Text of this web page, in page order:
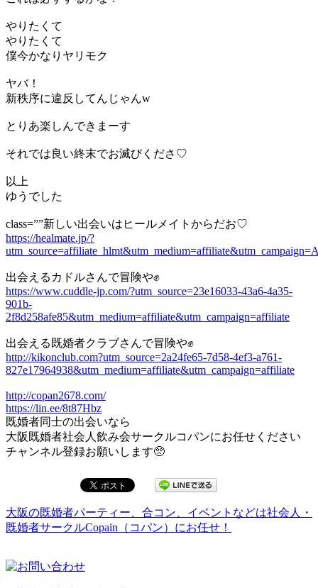
やりたくて
やりたくて
僕今かなりヤリモク
ヤバ！
新秩序に違反してんじゃんw
とりあ楽しんできまーす
それでは良い終末でお滅びくださ♡
以上
ゆうでした
class=””新しい出会いはヒールメイトからだお♡
https://healmate.jp/?
出会えるカドルさんで冒険や✊
https://www.cuddle-jp.com/?utm_source=23e16033-43a6-4a35-
901b-
2f8d258afe85&utm_medium=affiliate&utm_campaign=affiliate
出会える既婚者クラブさんで冒険や✊
http://kikonclub.com?utm_source=2a24fe65-7d58-4ef3-a761-
827e17964938&utm_medium=affiliate&utm_campaign=affiliate
http://copan2678.com/
https://lin.ee/8t87Hbz
既婚者同士の出会いなら
大阪既婚者社会人飲み会サークルコパンにお任せください
チャンネル登録お願いします🥺
大阪の既婚者パーティー、合コン、イベントなどは社会人・
既婚者サークルCopain（コパン）にお任せ！